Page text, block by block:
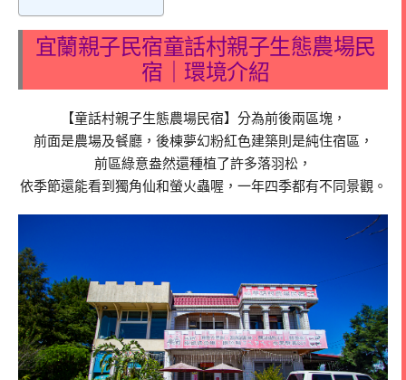
宜蘭親子民宿童話村親子生態農場民
宿｜環境介紹
【童話村親子生態農場民宿】分為前後兩區塊，
前面是農場及餐廳，後棟夢幻粉紅色建築則是純住宿區，
前區綠意盎然還種植了許多落羽松，
依季節還能看到獨角仙和螢火蟲喔，一年四季都有不同景觀。